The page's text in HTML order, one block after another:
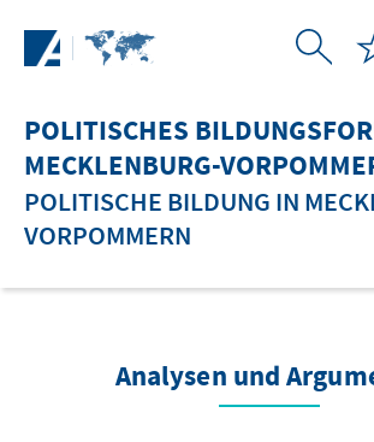
POLITISCHES
MECKLENBURG-
POLITISCHE BILDUNG IN
VORPOMMERN
Analysen und